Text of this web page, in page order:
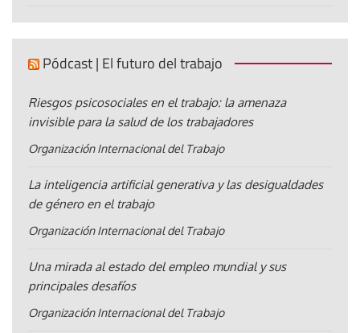
Pódcast | El futuro del trabajo
Riesgos psicosociales en el trabajo: la amenaza
invisible para la salud de los trabajadores
Organización Internacional del Trabajo
La inteligencia artificial generativa y las desigualdades
de género en el trabajo
Organización Internacional del Trabajo
Una mirada al estado del empleo mundial y sus
principales desafíos
Organización Internacional del Trabajo